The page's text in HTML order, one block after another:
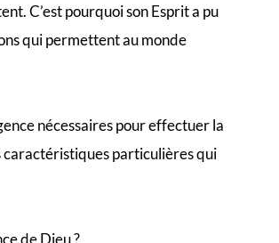
C’est pourquoi son Esprit a pu
qui permettent au monde
nécessaires pour effectuer la
caractéristiques particulières qui
de Dieu ?